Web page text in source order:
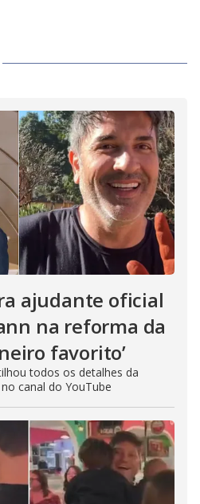
ajudante oficial
na reforma da
favorito’
todos os detalhes da
canal do YouTube